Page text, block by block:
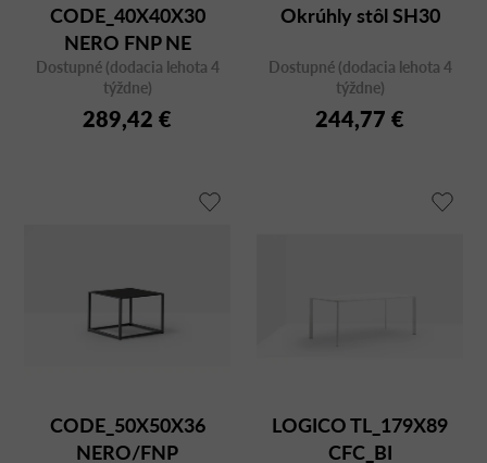
CODE_40X40X30
NERO FNP NE
Dostupné (dodacia lehota 4
týždne)
289,42 €
Okrúhly stôl SH30
Dostupné (dodacia lehota 4
týždne)
244,77 €
CODE_50X50X36
NERO/FNP
LOGICO TL_179X89
CFC_BI